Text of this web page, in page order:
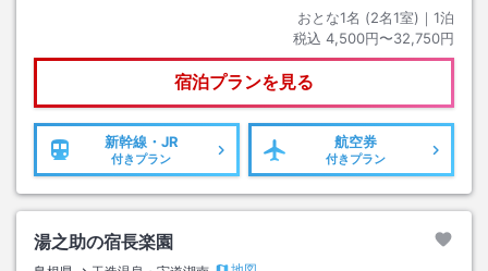
おとな1名 (2名1室)｜ 1泊
税込 4,500円〜32,750円
宿泊プランを見る
新幹線・JR
付きプラン
航空券
付きプラン
湯之助の宿長楽園